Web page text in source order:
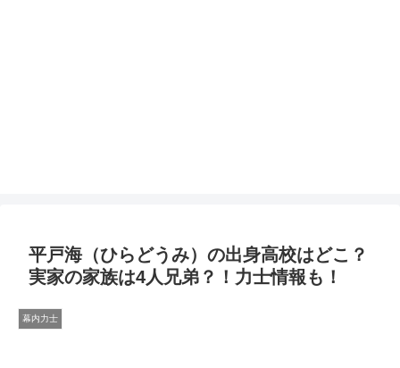
平戸海（ひらどうみ）の出身高校はどこ？
実家の家族は4人兄弟？！力士情報も！
幕内力士